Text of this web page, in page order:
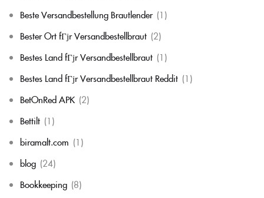
Beste Versandbestellung Brautlender (1)
Bester Ort fГјr Versandbestellbraut (2)
Bestes Land fГјr Versandbestellbraut (1)
Bestes Land fГјr Versandbestellbraut Reddit (1)
BetOnRed APK (2)
Bettilt (1)
biramalt.com (1)
blog (24)
Bookkeeping (8)